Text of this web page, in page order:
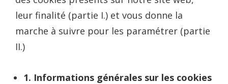
leur finalité (partie I.) et vous donne la
marche à suivre pour les paramétrer (partie
II.)
1. Informations générales sur les cookies